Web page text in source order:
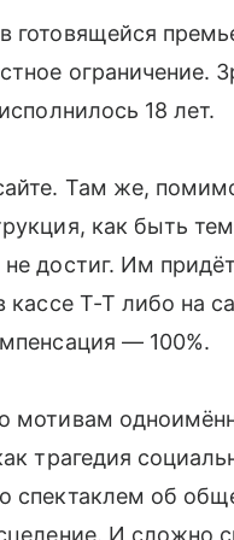
готовящейся
ограничение.
18 лет.
Там же,
как быть
достиг. Им
Т-Т либо на
— 100%.
мотивам
трагедия
спектаклем об
И сложно